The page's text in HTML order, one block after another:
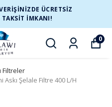
ÜCRETSİZ
TAKSİT İMKANI!
0
Filtreler
Askı Şelale Filtre 400 L/H